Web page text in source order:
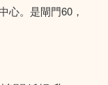
心。是閘門60，